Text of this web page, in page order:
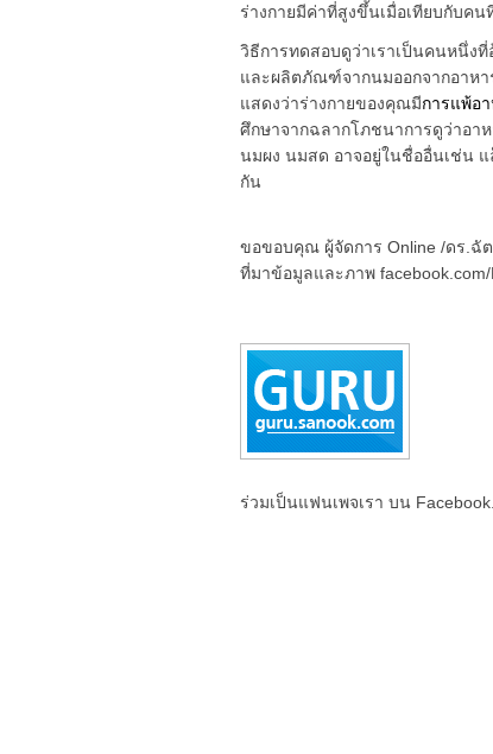
ร่างกายมีค่าที่สูงขึ้นเมื่อเทียบกับค
วิธีการทดสอบดูว่าเราเป็นคนหนึ่ง
และผลิตภัณฑ์จากนมออกจากอาห
แสดงว่าร่างกายของคุณมีการแพ้อ
ศึกษาจากฉลากโภชนาการดูว่าอา
นมผง นมสด อาจอยู่ในชื่ออื่นเช่น แ
กัน
ขอขอบคุณ ผู้จัดการ Online /ดร.ฉั
ที่มาข้อมูลและภาพ facebook.com/
ร่วมเป็นแฟนเพจเรา บน